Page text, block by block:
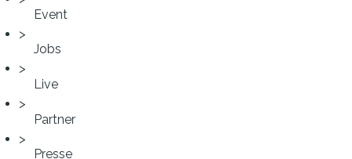
Event
Jobs
Live
Partner
Presse